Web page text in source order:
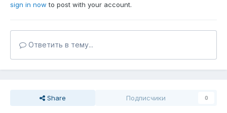
sign in now to post with your account.
Ответить в тему...
Share Подписчики 0